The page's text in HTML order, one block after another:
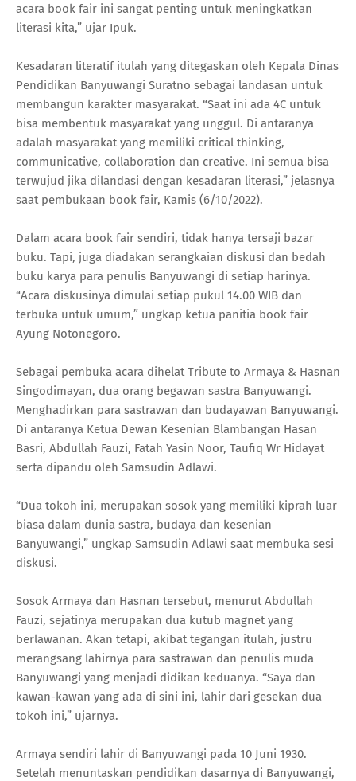
acara book fair ini sangat penting untuk meningkatkan
literasi kita,” ujar Ipuk.
Kesadaran literatif itulah yang ditegaskan oleh Kepala Dinas
Pendidikan Banyuwangi Suratno sebagai landasan untuk
membangun karakter masyarakat. “Saat ini ada 4C untuk
bisa membentuk masyarakat yang unggul. Di antaranya
adalah masyarakat yang memiliki critical thinking,
communicative, collaboration dan creative. Ini semua bisa
terwujud jika dilandasi dengan kesadaran literasi,” jelasnya
saat pembukaan book fair, Kamis (6/10/2022).
Dalam acara book fair sendiri, tidak hanya tersaji bazar
buku. Tapi, juga diadakan serangkaian diskusi dan bedah
buku karya para penulis Banyuwangi di setiap harinya.
“Acara diskusinya dimulai setiap pukul 14.00 WIB dan
terbuka untuk umum,” ungkap ketua panitia book fair
Ayung Notonegoro.
Sebagai pembuka acara dihelat Tribute to Armaya & Hasnan
Singodimayan, dua orang begawan sastra Banyuwangi.
Menghadirkan para sastrawan dan budayawan Banyuwangi.
Di antaranya Ketua Dewan Kesenian Blambangan Hasan
Basri, Abdullah Fauzi, Fatah Yasin Noor, Taufiq Wr Hidayat
serta dipandu oleh Samsudin Adlawi.
“Dua tokoh ini, merupakan sosok yang memiliki kiprah luar
biasa dalam dunia sastra, budaya dan kesenian
Banyuwangi,” ungkap Samsudin Adlawi saat membuka sesi
diskusi.
Sosok Armaya dan Hasnan tersebut, menurut Abdullah
Fauzi, sejatinya merupakan dua kutub magnet yang
berlawanan. Akan tetapi, akibat tegangan itulah, justru
merangsang lahirnya para sastrawan dan penulis muda
Banyuwangi yang menjadi didikan keduanya. “Saya dan
kawan-kawan yang ada di sini ini, lahir dari gesekan dua
tokoh ini,” ujarnya.
Armaya sendiri lahir di Banyuwangi pada 10 Juni 1930.
Setelah menuntaskan pendidikan dasarnya di Banyuwangi,